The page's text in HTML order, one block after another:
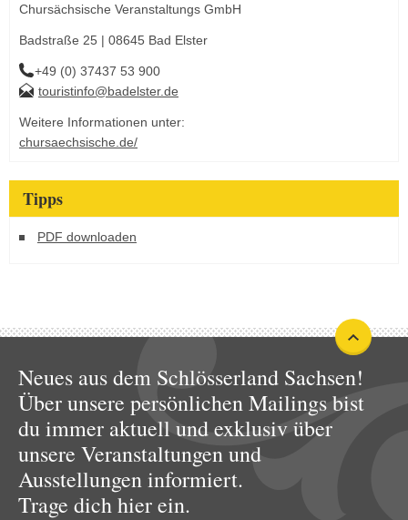
Chursächsische Veranstaltungs GmbH
Badstraße 25 | 08645 Bad Elster
+49 (0) 37437 53 900
touristinfo@badelster.de
Weitere Informationen unter:
chursaechsische.de/
Tipps
PDF downloaden
Neues aus dem Schlösserland Sachsen!
Über unsere persönlichen Mailings bist
du immer aktuell und exklusiv über
unsere Veranstaltungen und
Ausstellungen informiert.
Trage dich hier ein.